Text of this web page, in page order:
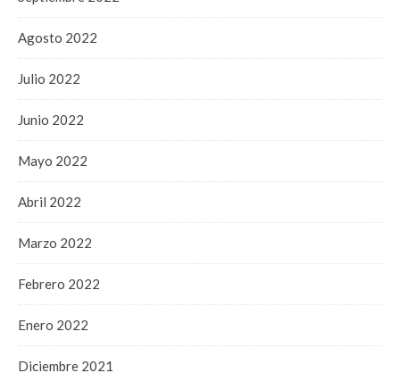
Agosto 2022
Julio 2022
Junio 2022
Mayo 2022
Abril 2022
Marzo 2022
Febrero 2022
Enero 2022
Diciembre 2021